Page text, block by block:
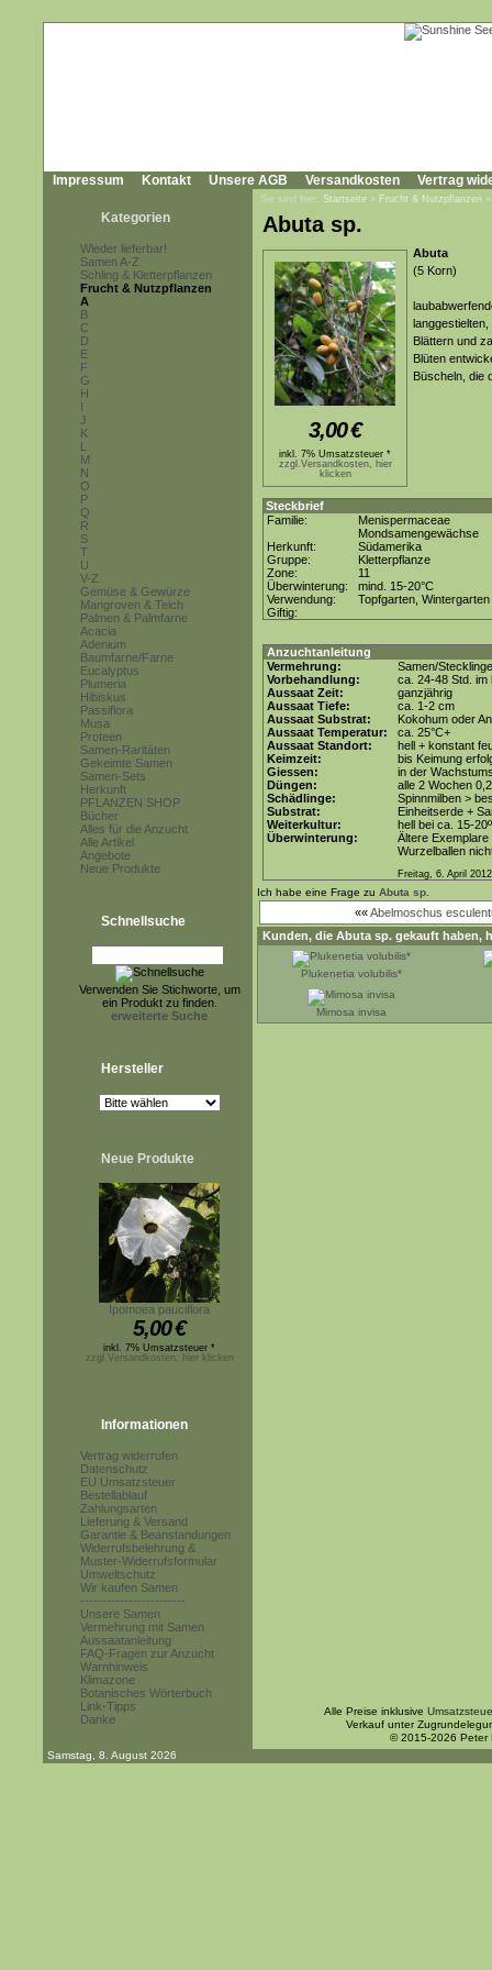
Impressum Kontakt Unsere AGB Versandkosten Vertrag
Kategorien
Wieder lieferbar!
Samen A-Z
Schling & Kletterpflanzen
Frucht & Nutzpflanzen
A
B
C
D
E
F
G
H
I
J
K
L
M
N
O
P
Q
R
S
T
U
V-Z
Gemüse & Gewürze
Mangroven & Teich
Palmen & Palmfarne
Acacia
Adenium
Baumfarne/Farne
Eucalyptus
Plumeria
Hibiskus
Passiflora
Musa
Proteen
Samen-Raritäten
Gekeimte Samen
Samen-Sets
Herkunft
PFLANZEN SHOP
Bücher
Alles für die Anzucht
Alle Artikel
Angebote
Neue Produkte
Schnellsuche
Verwenden Sie Stichworte, um
ein Produkt zu finden.
erweiterte Suche
Hersteller
Neue Produkte
Ipomoea pauciflora
5,00€
inkl. 7% Umsatzsteuer *
zzgl.Versandkosten, hier klicken
Informationen
Vertrag widerrufen
Datenschutz
EU Umsatzsteuer
Bestellablauf
Zahlungsarten
Lieferung & Versand
Garantie & Beanstandungen
Widerrufsbelehrung &
Muster-Widerrufsformular
Umweltschutz
Wir kaufen Samen
------------------------
Unsere Samen
Vermehrung mit Samen
Aussaatanleitung
FAQ-Fragen zur Anzucht
Warnhinweis
Klimazone
Botanisches Wörterbuch
Link-Tipps
Danke
Sie sind hier: Startseite » Frucht & Nutzpflanzen
Abuta sp.
3,00€
inkl. 7% Umsatzsteuer *
zzgl.Versandkosten, hier
klicken
Abuta
(5 Korn)
Blättern und
Blüten
Büscheln, die
Steckbrief
Familie:
Menispermaceae
Mondsamengewächse
Herkunft:
Südamerika
Gruppe:
Kletterpflanze
Zone:
11
Überwinterung:
mind. 15-20°C
Verwendung:
Topfgarten, Wintergarten
Giftig:
Anzuchtanleitung
Vermehrung:
Samen/Stecklinge
Vorbehandlung:
ca. 24-48 Std. im
Aussaat Zeit:
ganzjährig
Aussaat Tiefe:
ca. 1-2 cm
Aussaat Substrat:
Kokohum oder
Aussaat Temperatur:
ca. 25°C+
Aussaat Standort:
hell + konstant
Keimzeit:
bis Keimung
Giessen:
in der
Düngen:
alle 2 Wochen
Schädlinge:
Spinnmilben >
Substrat:
Einheitserde +
Weiterkultur:
hell bei ca. 15-
Überwinterung:
Ältere
Wurzelballen
Freitag, 6. April 2012
Ich habe eine Frage zu Abuta sp.
««Abelmoschus
Kunden, die Abuta sp. gekauft haben,
Plukenetia volubilis*
Mimosa invisa
Alle Preise inklusive
Verkauf unter
© 2015-2026 Peter
Samstag, 8. August 2026